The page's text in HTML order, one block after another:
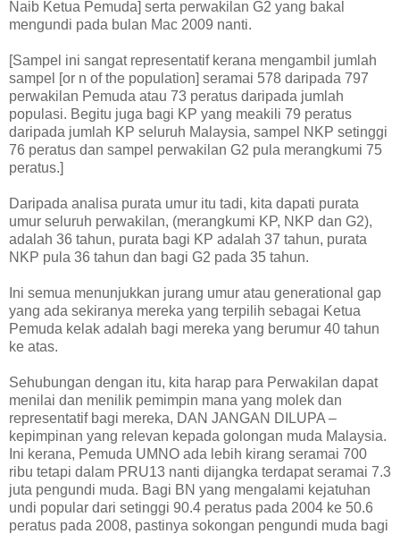
Naib Ketua Pemuda] serta perwakilan G2 yang bakal
mengundi pada bulan Mac 2009 nanti.
[Sampel ini sangat representatif kerana mengambil jumlah
sampel [or n of the population] seramai 578 daripada 797
perwakilan Pemuda atau 73 peratus daripada jumlah
populasi. Begitu juga bagi KP yang meakili 79 peratus
daripada jumlah KP seluruh Malaysia, sampel NKP setinggi
76 peratus dan sampel perwakilan G2 pula merangkumi 75
peratus.]
Daripada analisa purata umur itu tadi, kita dapati purata
umur seluruh perwakilan, (merangkumi KP, NKP dan G2),
adalah 36 tahun, purata bagi KP adalah 37 tahun, purata
NKP pula 36 tahun dan bagi G2 pada 35 tahun.
Ini semua menunjukkan jurang umur atau generational gap
yang ada sekiranya mereka yang terpilih sebagai Ketua
Pemuda kelak adalah bagi mereka yang berumur 40 tahun
ke atas.
Sehubungan dengan itu, kita harap para Perwakilan dapat
menilai dan menilik pemimpin mana yang molek dan
representatif bagi mereka, DAN JANGAN DILUPA –
kepimpinan yang relevan kepada golongan muda Malaysia.
Ini kerana, Pemuda UMNO ada lebih kirang seramai 700
ribu tetapi dalam PRU13 nanti dijangka terdapat seramai 7.3
juta pengundi muda. Bagi BN yang mengalami kejatuhan
undi popular dari setinggi 90.4 peratus pada 2004 ke 50.6
peratus pada 2008, pastinya sokongan pengundi muda bagi